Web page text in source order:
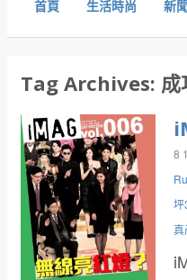
首頁 生活時尚 新
Tag Archives: 成
8
坪
真